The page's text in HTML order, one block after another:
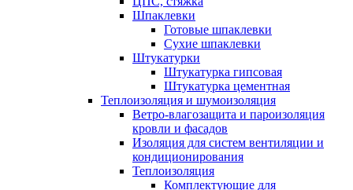
Шпаклевки
Готовые шпаклевки
Сухие шпаклевки
Штукатурки
Штукатурка гипсовая
Штукатурка цементная
Теплоизоляция и шумоизоляция
Ветро-влагозащита и пароизоляция
кровли и фасадов
Изоляция для систем вентиляции и
кондиционирования
Теплоизоляция
Комплектующие для